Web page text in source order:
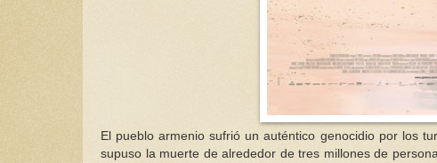
El pueblo armenio sufrió un auténtico genocidio por los
supuso la muerte de alrededor de tres millones de